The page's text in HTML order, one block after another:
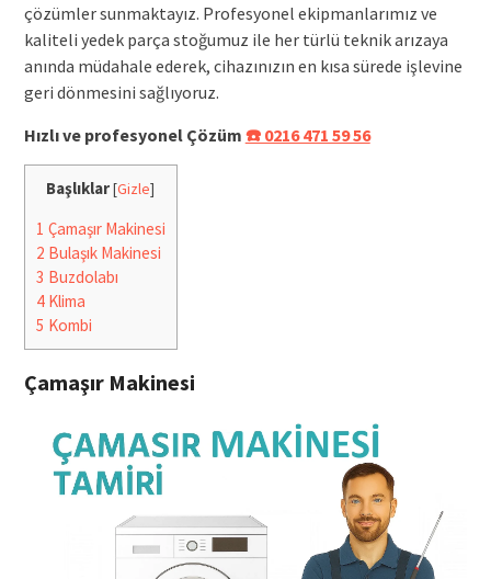
çözümler sunmaktayız. Profesyonel ekipmanlarımız ve
kaliteli yedek parça stoğumuz ile her türlü teknik arızaya
anında müdahale ederek, cihazınızın en kısa sürede işlevine
geri dönmesini sağlıyoruz.
Hızlı ve profesyonel Çözüm ☎️ 0216 471 59 56
Başlıklar[Gizle]
1 Çamaşır Makinesi
2 Bulaşık Makinesi
3 Buzdolabı
4Klima
5 Kombi
Çamaşır Makinesi